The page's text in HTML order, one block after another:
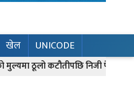
खेल UNICODE
निजी पेट्रोल पम्प बन्द